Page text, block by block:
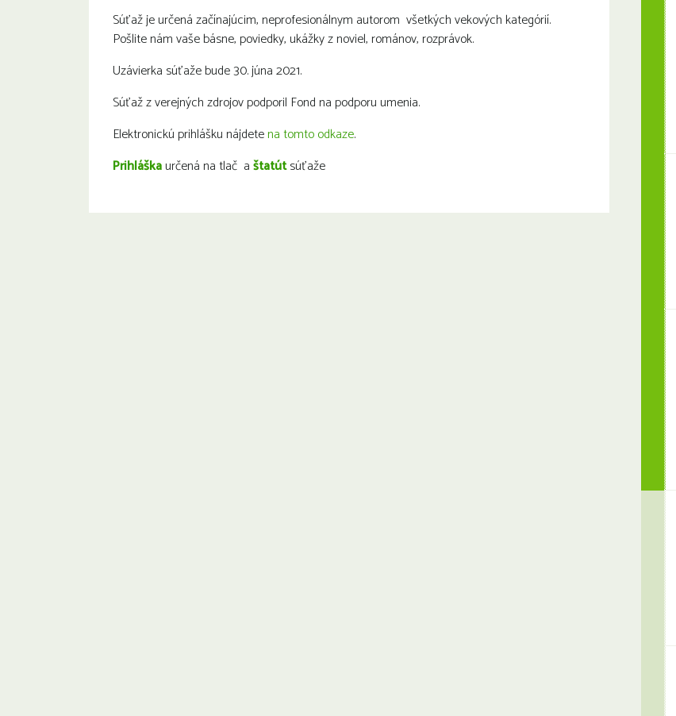
Súťaž je určená začínajúcim, neprofesionálnym autorom všetkých vekových kategórií.
Pošlite nám vaše básne, poviedky, ukážky z noviel, románov, rozprávok.
Uzávierka súťaže bude 30. júna 2021.
Súťaž z verejných zdrojov podporil Fond na podporu umenia.
Elektronickú prihlášku nájdetena tomto odkaze.
Prihláškaurčená na tlač aštatútsúťaže